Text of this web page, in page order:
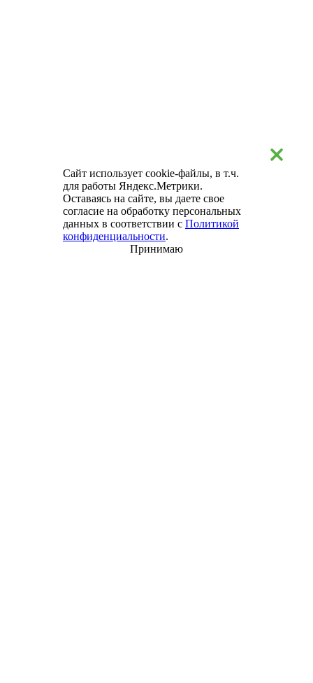
Сайт использует cookie-файлы, в т.ч.
для работы Яндекс.Метрики.
Оставаясь на сайте, вы даете свое
согласие на обработку персональных
данных в соответствии с Политикой
конфиденциальности.
Принимаю